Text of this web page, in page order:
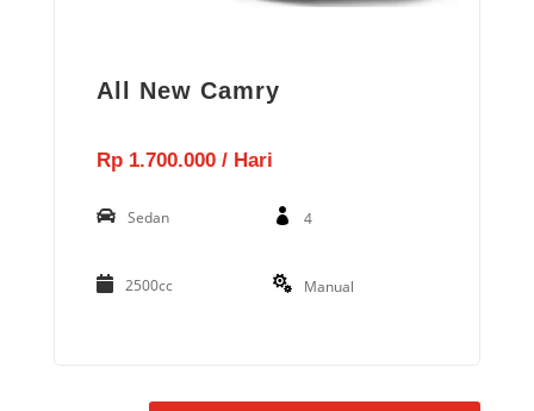
All New Camry
Rp 1.700.000 / Hari
Sedan 4
2500cc Manual